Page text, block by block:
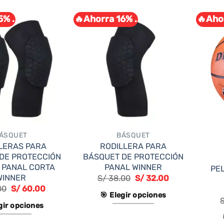
tiene
múltiples
variantes.
Las
opciones
se
pueden
elegir
la
página
de
producto
tiene
múltiples
variantes.
Las
opciones
pueden
elegir
en
página
de
producto
.
PARA
PROTECCIÓN
CORTA
S/60.00
opciones
🔥Ahorra 16% .
BÁSQUET
RODILLERA PARA
BÁSQUET DE PROTECCIÓN
PANAL WINNER
S/38.00 S/32.00
🎯 Elegir opciones